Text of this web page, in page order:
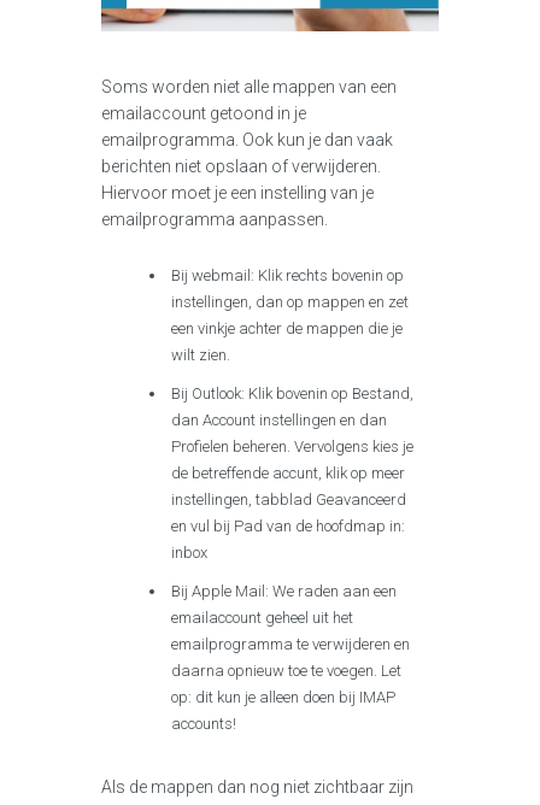
Soms worden niet alle mappen van een
emailaccount getoond in je
emailprogramma. Ook kun je dan vaak
berichten niet opslaan of verwijderen.
Hiervoor moet je een instelling van je
emailprogramma aanpassen.
Bij webmail: Klik rechts bovenin op
instellingen, dan op mappen en zet
een vinkje achter de mappen die je
wilt zien.
Bij Outlook: Klik bovenin op Bestand,
dan Account instellingen en dan
Profielen beheren. Vervolgens kies je
de betreffende accunt, klik op meer
instellingen, tabblad Geavanceerd
en vul bij Pad van de hoofdmap in:
inbox
Bij Apple Mail: We raden aan een
emailaccount geheel uit het
emailprogramma te verwijderen en
daarna opnieuw toe te voegen. Let
op: dit kun je alleen doen bij IMAP
accounts!
Als de mappen dan nog niet zichtbaar zijn